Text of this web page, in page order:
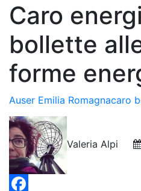
Caro
bollette
forme
Auser Emilia Romagnacaro
Valeria Alpi